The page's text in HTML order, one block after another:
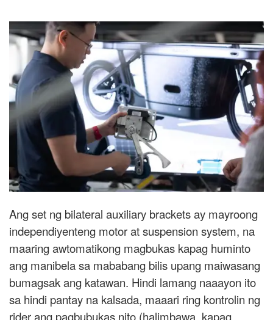
Ang set ng bilateral auxiliary brackets ay mayroong
independiyenteng motor at suspension system, na
maaring awtomatikong magbukas kapag huminto
ang manibela sa mababang bilis upang maiwasang
bumagsak ang katawan. Hindi lamang naaayon ito
sa hindi pantay na kalsada, maaari ring kontrolin ng
rider ang pagbubukas nito (halimbawa, kapag